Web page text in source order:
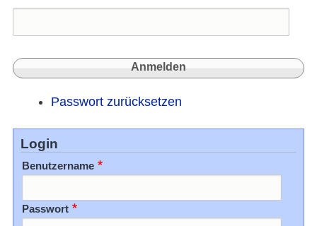
Passwort zurücksetzen
Login
Benutzername
Passwort